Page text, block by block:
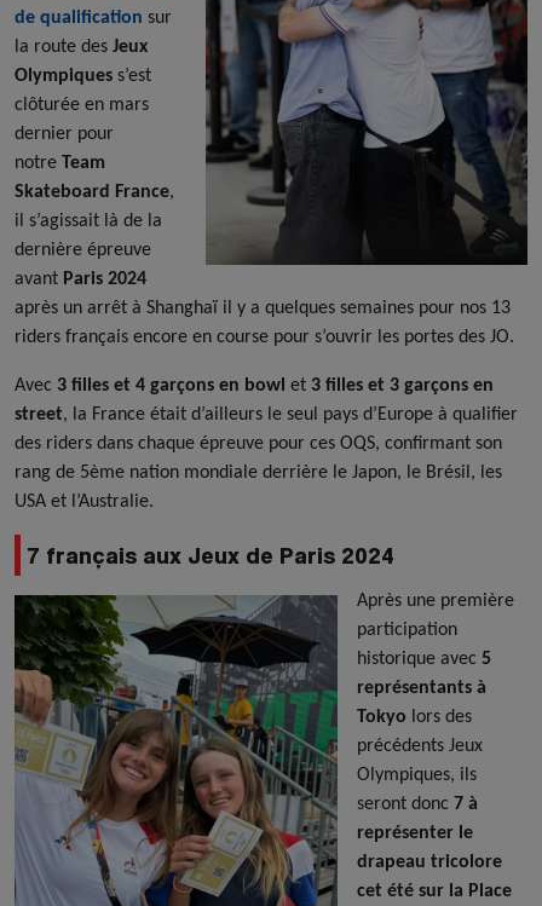
de qualification sur
la route des Jeux
Olympiques s’est
clôturée en mars
dernier pour
notre Team
Skateboard France,
il s’agissait là de la
dernière épreuve
avant Paris 2024
après un arrêt à Shanghaï il y a quelques semaines pour nos 13
riders français encore en course pour s’ouvrir les portes des JO.
Avec 3 filles et 4 garçons en bowl et 3 filles et 3 garçons en
street, la France était d’ailleurs le seul pays d’Europe à qualifier
des riders dans chaque épreuve pour ces OQS, confirmant son
rang de 5ème nation mondiale derrière le Japon, le Brésil, les
USA et l’Australie.
7 français aux Jeux de Paris 2024
Après une première
participation
historique avec 5
représentants à
Tokyo lors des
précédents Jeux
Olympiques, ils
seront donc 7 à
représenter le
drapeau tricolore
cet été sur la Place